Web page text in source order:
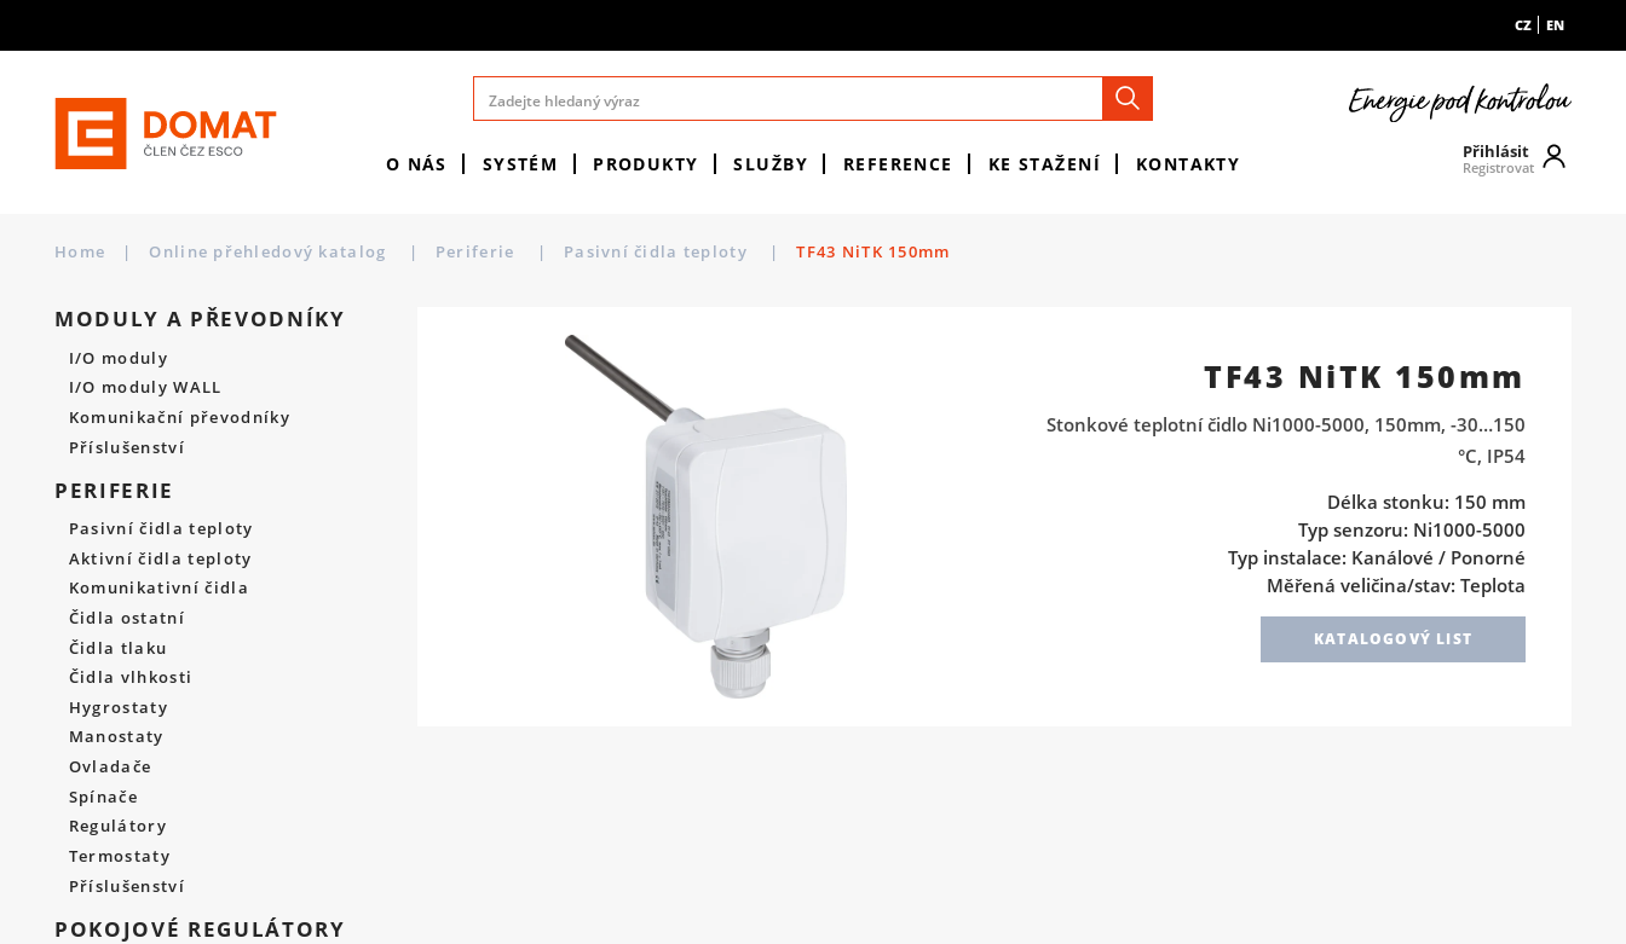
CZ EN
O NÁS SYSTÉM PRODUKTY SLUŽBY REFERENCE KE STAŽENÍ KONTAKTY
Přihlásit
Registrovat
Home | Online přehledový katalog | Periferie | Pasivní čidla teploty | TF43 NiTK 150mm
MODULY A PŘEVODNÍKY
I/O moduly
I/O moduly WALL
Komunikační převodníky
Příslušenství
PERIFERIE
Pasivní čidla teploty
Aktivní čidla teploty
Komunikativní čidla
Čidla ostatní
Čidla tlaku
Čidla vlhkosti
Hygrostaty
Manostaty
Ovladače
Spínače
Regulátory
Termostaty
Příslušenství
POKOJOVÉ REGULÁTORY
TF43 NiTK 150mm
Stonkové teplotní čidlo Ni1000-5000, 150mm, -30…150
°C, IP54
Délka stonku: 150 mm
Typ senzoru: Ni1000-5000
Typ instalace: Kanálové / Ponorné
Měřená veličina/stav: Teplota
KATALOGOVÝ LIST